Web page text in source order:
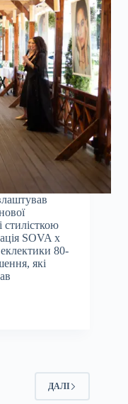
стилісткою
SOVA x
80-
які
ДАЛІ